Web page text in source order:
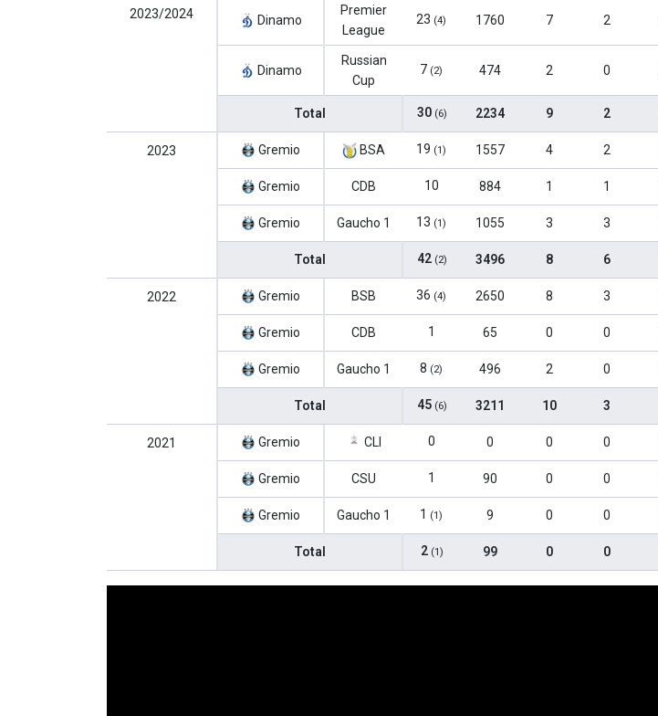
2023/2024 Dinamo
Premier
League
23 (4) 1760 7 2
Dinamo
Russian
Cup
7 (2) 474 2 0
Total 30 (6) 2234 9 2
2023 Gremio BSA 19 (1) 1557 4 2
Gremio CDB 10 884 1 1
Gremio Gaucho 1 13 (1) 1055 3 3
Total 42 (2) 3496 8 6
2022 Gremio BSB 36 (4) 2650 8 3
Gremio CDB 1 65 0 0
Gremio Gaucho 1 8 (2) 496 2 0
Total 45 (6) 3211 10 3
2021 Gremio CLI 0 0 0 0
Gremio CSU 1 90 0 0
Gremio Gaucho 1 1 (1) 9 0 0
Total 2 (1) 99 0 0